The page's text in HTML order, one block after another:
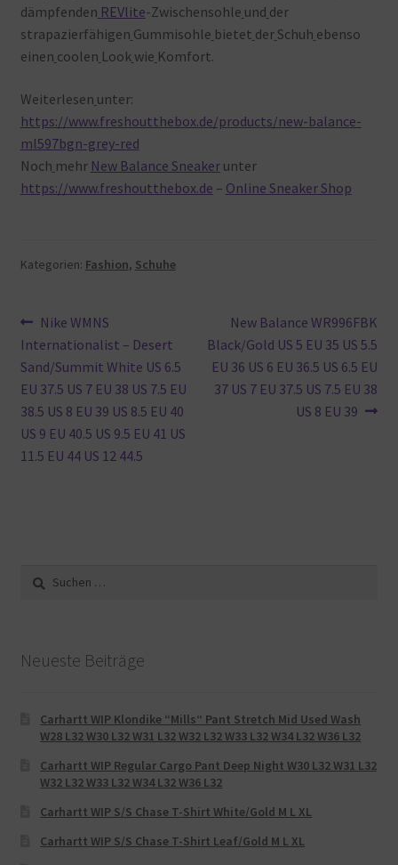
dämpfenden REVlite-Zwischensohle und der
strapazierfähigen Gummisohle bietet der Schuh ebenso
einen coolen Look wie Komfort.
Weiterlesen unter:
https://www.freshoutthebox.de/products/new-balance-
ml597bgn-grey-red
Noch mehr New Balance Sneakerunter
https://www.freshoutthebox.de – Online Sneaker Shop
Kategorien: Fashion, Schuhe
Beitragsnavigation
Vorheriger
Beitrag:
Nike WMNS
Internationalist – Desert
Sand/Summit White US 6.5
EU 37.5 US 7 EU 38 US 7.5 EU
38.5 US 8 EU 39 US 8.5 EU 40
US 9 EU 40.5 US 9.5 EU 41 US
11.5 EU 44 US 12 44.5
Nächster
Beitrag:
New Balance WR996FBK
Black/Gold US 5 EU 35 US 5.5
EU 36 US 6 EU 36.5 US 6.5 EU
37 US 7 EU 37.5 US 7.5 EU 38
US 8 EU 39
Suche
nach:
Neueste Beiträge
Carhartt WIP Klondike “Mills“ Pant Stretch Mid Used Wash
W28 L32 W30 L32 W31 L32 W32 L32 W33 L32 W34 L32 W36 L32
Carhartt WIP Regular Cargo Pant Deep Night W30 L32 W31 L32
W32 L32 W33 L32 W34 L32 W36 L32
Carhartt WIP S/S Chase T-Shirt White/Gold M L XL
Carhartt WIP S/S Chase T-Shirt Leaf/Gold M L XL